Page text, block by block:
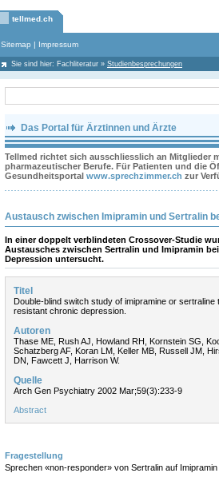
tellmed.ch
Sitemap | Impressum
Sie sind hier: Fachliteratur » Studienbesprechungen
Das Portal für Ärztinnen und Ärzte
Tellmed richtet sich ausschliesslich an Mitglieder
pharmazeutischer Berufe. Für Patienten und die
Gesundheitsportal www.sprechzimmer.ch zur
Austausch zwischen Imipramin und Sertralin
In einer doppelt verblindeten Crossover-Studie
Austausches zwischen Sertralin und Imipramin
Depression untersucht.
Titel
Double-blind switch study of imipramine or
resistant chronic depression.
Autoren
Thase ME, Rush AJ, Howland RH, Kornstein SG,
Schatzberg AF, Koran LM, Keller MB, Russell JM,
DN, Fawcett J, Harrison W.
Quelle
Arch Gen Psychiatry 2002 Mar;59(3):233-9
Abstract
Fragestellung
Sprechen «non-responder» von Sertralin auf